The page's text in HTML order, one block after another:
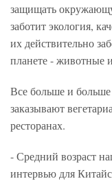
защищать
заботит экология,
их действительно
планете - животные
Все больше и больше
заказывают
ресторанах.
- Средний возраст
интервью для